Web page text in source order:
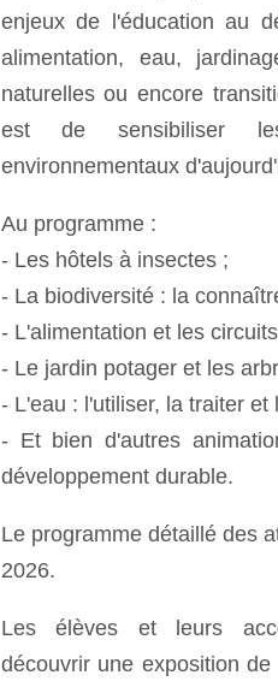
enjeux de l'éducation au
alimentation, eau,
naturelles ou encore
est de sensibiliser
environnementaux
Au programme :
- Les hôtels à insectes ;
- La biodiversité : la
- L'alimentation et les
- Le jardin potager et les
- L'eau : l'utiliser, la traiter et
- Et bien d'autres
développement durable.
Le programme détaillé des
2026.
Les élèves et leurs
découvrir une exposition